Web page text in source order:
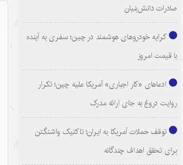
صادرات دانش‌بنیان
کرایه خودروهای هوشمند در چین؛ سفری به آینده
با قیمت امروز
ادعاهای «کار اجباری» آمریکا علیه چین؛ تکرار
روایت دروغ به جای ارائه مدرک
توقف حملات آمریکا به ایران؛ تاکتیک واشنگتن
برای تحقق اهداف چندگانه